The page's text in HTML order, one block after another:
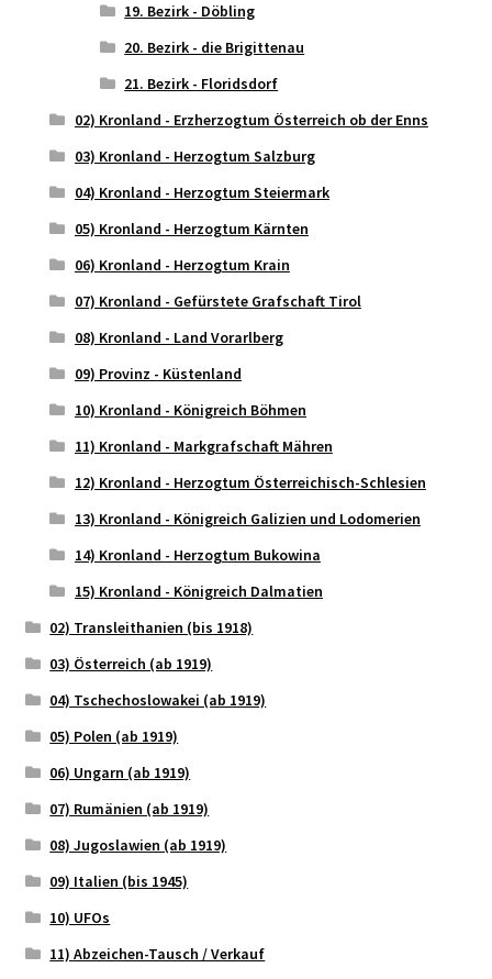
19. Bezirk - Döbling
20. Bezirk - die Brigittenau
21. Bezirk - Floridsdorf
02) Kronland - Erzherzogtum Österreich ob der Enns
03) Kronland - Herzogtum Salzburg
04) Kronland - Herzogtum Steiermark
05) Kronland - Herzogtum Kärnten
06) Kronland - Herzogtum Krain
07) Kronland - Gefürstete Grafschaft Tirol
08) Kronland - Land Vorarlberg
09) Provinz - Küstenland
10) Kronland - Königreich Böhmen
11) Kronland - Markgrafschaft Mähren
12) Kronland - Herzogtum Österreichisch-Schlesien
13) Kronland - Königreich Galizien und Lodomerien
14) Kronland - Herzogtum Bukowina
15) Kronland - Königreich Dalmatien
02) Transleithanien (bis 1918)
03) Österreich (ab 1919)
04) Tschechoslowakei (ab 1919)
05) Polen (ab 1919)
06) Ungarn (ab 1919)
07) Rumänien (ab 1919)
08) Jugoslawien (ab 1919)
09) Italien (bis 1945)
10) UFOs
11) Abzeichen-Tausch / Verkauf